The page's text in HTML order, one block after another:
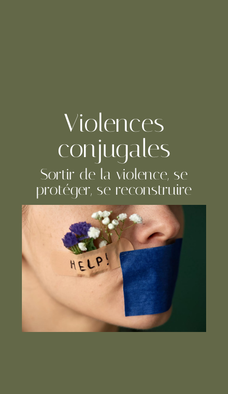
Violences
conjugales
Sortir de la violence, se
protéger, se reconstruire